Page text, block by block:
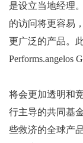
是设立当地经理
的访问将更容易
更广泛的产品。
Performs.angelos
将会更加透明和
行主导的共同基
些救济的全球产